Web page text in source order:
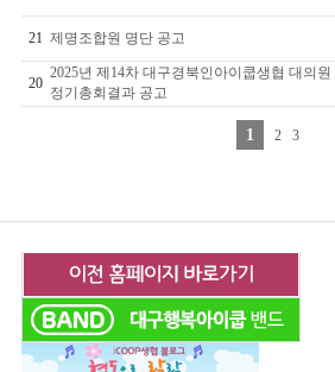
21 제명조합원 명단 공고
20
2025년 제14차 대구경북인아이쿱생협 대의원
정기총회결과 공고
1 2 3